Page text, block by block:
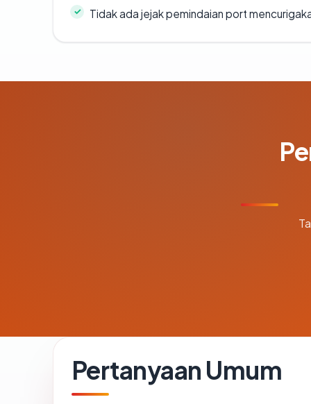
Tidak ada jejak pemindaian port
Pertanyaan Umum